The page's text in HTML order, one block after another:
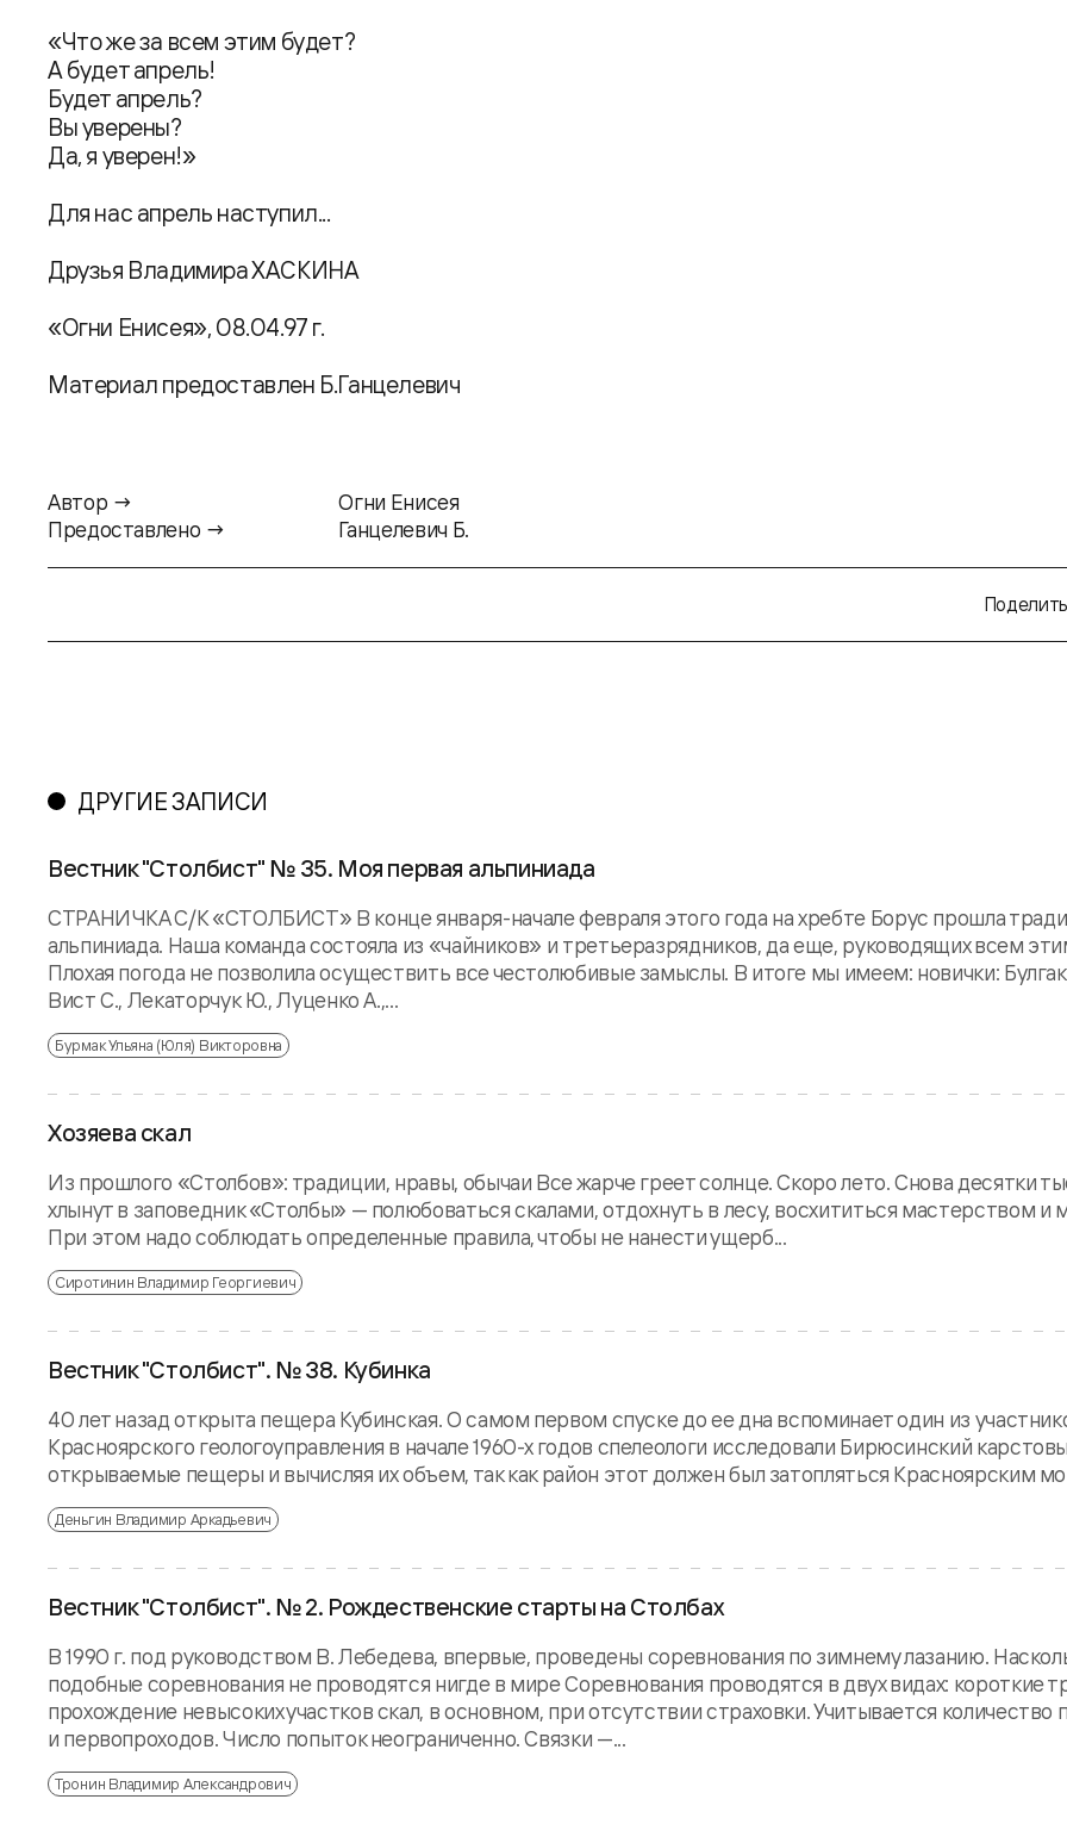
«Что же за всем этим будет?
А будет апрель!
Будет апрель?
Вы уверены?
Да, я уверен!»
Для нас апрель наступил...
Друзья Владимира ХАСКИНА
«Огни Енисея», 08.04.97 г.
Материал предоставлен Б.Ганцелевич
Автор →
Предоставлено →
Огни Енисея
Ганцелевич Б.
ДРУГИЕ ЗАПИСИ
Вестник "Столбист" № 35. Моя первая альпиниада
СТРАНИЧКА С/К «СТОЛБИСТ» В конце января-начале февраля этого года на хребте Борус прошла
альпиниада. Наша команда состояла из «чайников» и третьеразрядников, да еще, руководящих всем
Плохая погода не позволила осуществить все честолюбивые замыслы. В итоге мы имеем: новички:
Вист С., Лекаторчук Ю., Луценко А.,...
Бурмак Ульяна (Юля) Викторовна
Хозяева скал
Из прошлого «Столбов»: традиции, нравы, обычаи Все жарче греет солнце. Скоро лето. Снова десятки
хлынут в заповедник «Столбы» — полюбоваться скалами, отдохнуть в лесу, восхититься мастерством и
При этом надо соблюдать определенные правила, чтобы не нанести ущерб...
Сиротинин Владимир Георгиевич
Вестник "Столбист". № 38. Кубинка
40 лет назад открыта пещера Кубинская. О самом первом спуске до ее дна вспоминает один из
Красноярского геологоуправления в начале 1960-х годов спелеологи исследовали Бирюсинский
открываемые пещеры и вычисляя их объем, так как район этот должен был затопляться Красноярским
Деньгин Владимир Аркадьевич
Вестник "Столбист". № 2. Рождественские старты на Столбах
В 1990 г. под руководством В. Лебедева, впервые, проведены соревнования по зимнему лазанию.
подобные соревнования не проводятся нигде в мире Соревнования проводятся в двух видах: короткие
прохождение невысоких участков скал, в основном, при отсутствии страховки. Учитывается количество
и первопроходов. Число попыток неограниченно. Связки —...
Тронин Владимир Александрович